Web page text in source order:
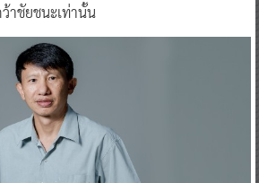
าชัยชนะเท่านั้น